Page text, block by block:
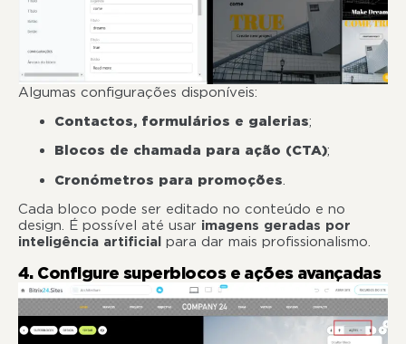
Algumas configurações disponíveis:
Contactos, formulários e galerias;
Blocos de chamada para ação (CTA);
Cronómetros para promoções.
Cada bloco pode ser editado no conteúdo e no
design. É possível até usar imagens geradas por
inteligência artificial para dar mais profissionalismo.
4. Configure superblocos e ações avançadas